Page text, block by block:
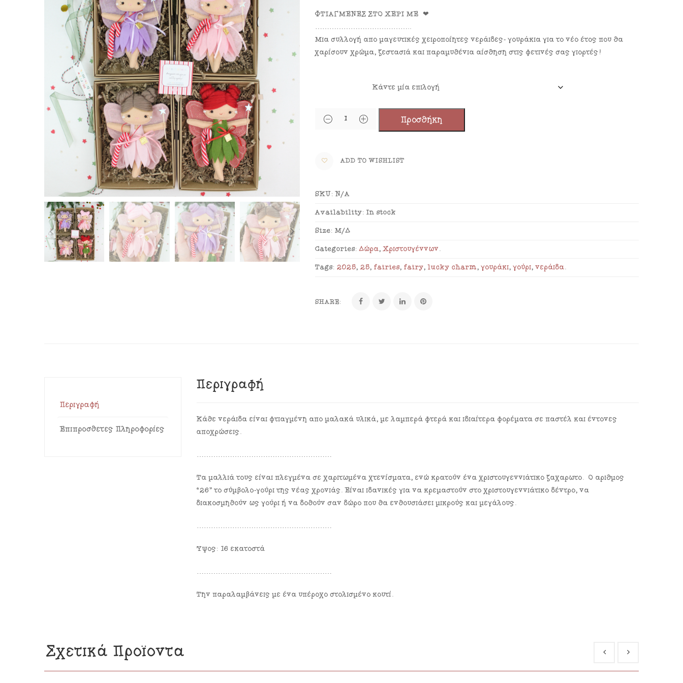
ΦΤΙΑΓΜΕΝΕΣ ΣΤΟ ΧΕΡΙ ΜΕ ❤
…………………………………..
Μια συλλογή από μαγευτικές χειροποίητες νεράιδες- γουράκια για το νέο έτος που θα
χαρίσουν χρώμα, ζεστασιά και παραμυθένια αίσθηση στις φετινές σας γιορτές!
Προσθήκη
ADD TO WISHLIST
SKU: N/A
Availability: In stock
Size: Μ/Δ
Categories: Δώρα,Χριστουγέννων.
Tags: 2025,25,fairies,fairy,lucky charm,γουράκι,γούρι,νεράιδα.
SHARE:
Περιγραφή
Επιπρόσθετες Πληροφορίες
Περιγραφή
Κάθε νεράιδα είναι φτιαγμένη από μαλακά υλικά, με λαμπερά φτερά και ιδιαίτερα φορέματα σε παστέλ και έντονες
αποχρώσεις.
…………………………………………………
Τα μαλλιά τους είναι πλεγμένα σε χαριτωμένα χτενίσματα, ενώ κρατούν ένα χριστουγεννιάτικο ζαχαρωτό. Ο αριθμός
“26” το σύμβολο-γούρι της νέας χρονιάς. Είναι ιδανικές για να κρεμαστούν στο χριστουγεννιάτικο δέντρο, να
διακοσμηθούν ως γούρι ή να δοθούν σαν δώρο που θα ενθουσιάσει μικρούς και μεγάλους.
…………………………………………………
Ύψος: 16 εκατοστά
…………………………………………………
Την παραλαμβάνεις με ένα υπέροχο στολισμένο κουτί.
Σχετικά Προϊόντα